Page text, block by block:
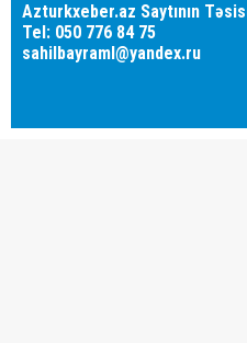
Azturkxeber.az Saytının
Tel: 050 776 84 75
sahilbayraml@yandex.ru